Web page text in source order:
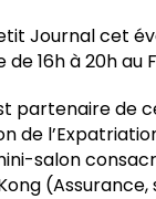
Journal cet
16h à 20h au
partenaire de
de
salon